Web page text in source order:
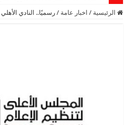
الرئيسية / اخبار عامة / رسميًا.. النادي